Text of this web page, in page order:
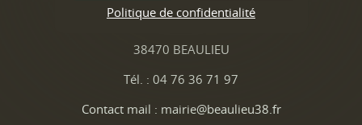
1 Place de la Mairie
38470 BEAULIEU
Tél. : 04 76 36 71 97
Contact mail : mairie@beaulieu38.fr
Politique de confidentialité